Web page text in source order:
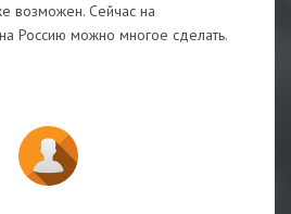
возможен. Сейчас на
Россию можно многое сделать.